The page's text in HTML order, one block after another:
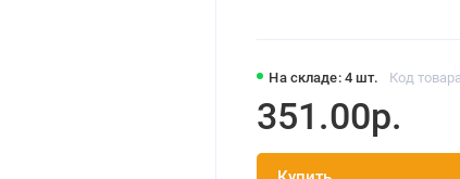
На складе: 4 шт. Код
351.00р.